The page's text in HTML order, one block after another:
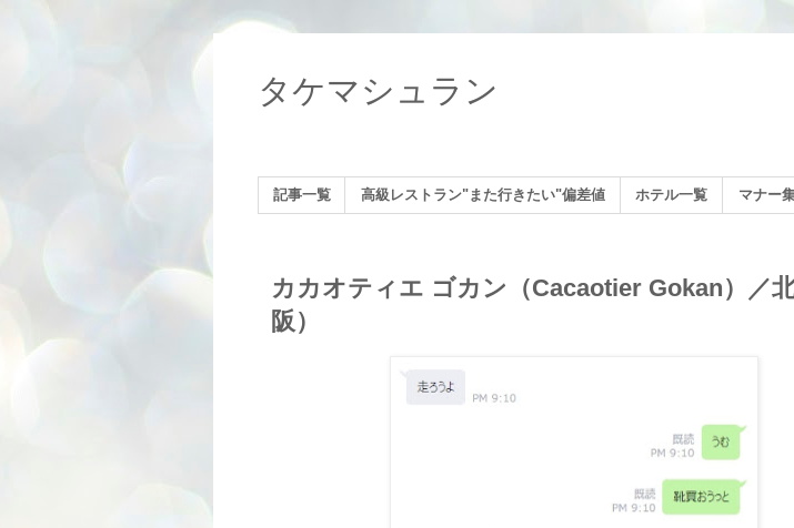
タケマシュラン
記事一覧 高級レストラン"また行きたい"偏差値 ホテル一覧 マナー
カカオティエ ゴカン（Cacaotier Gokan）／
阪）